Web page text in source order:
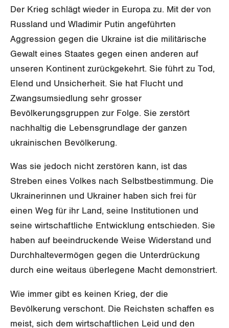
Schweiz
SERVICE
LOHNRECHNER
WEITERBILDUNG
NEWSLETTER
BROSCHÜREN/BÜCHER
Bestellformular
DER SGB
GREMIEN
Vorstand
Feministische Kommission
Migrationskommission
KANTONALE BÜNDE
Aargau
Bern
ANGESCHLOSSENE VERBÄNDE
Publikationen
Artikel
Medienmitteilungen
Bücher/Broschüren
Blog
Blog Daniel Lampart
Der Europa-Blog
Kontakt
Der Krieg schlägt wieder in Europa zu. Mit der von
Russland und Wladimir Putin angeführten
Aggression gegen die Ukraine ist die militärische
Gewalt eines Staates gegen einen anderen auf
unseren Kontinent zurückgekehrt. Sie führt zu Tod,
Elend und Unsicherheit. Sie hat Flucht und
Zwangsumsiedlung sehr grosser
Bevölkerungsgruppen zur Folge. Sie zerstört
nachhaltig die Lebensgrundlage der ganzen
ukrainischen Bevölkerung.
Was sie jedoch nicht zerstören kann, ist das
Streben eines Volkes nach Selbstbestimmung. Die
Ukrainerinnen und Ukrainer haben sich frei für
einen Weg für ihr Land, seine Institutionen und
seine wirtschaftliche Entwicklung entschieden. Sie
haben auf beeindruckende Weise Widerstand und
Durchhaltevermögen gegen die Unterdrückung
durch eine weitaus überlegene Macht demonstriert.
Wie immer gibt es keinen Krieg, der die
Bevölkerung verschont. Die Reichsten schaffen es
meist, sich dem wirtschaftlichen Leid und den